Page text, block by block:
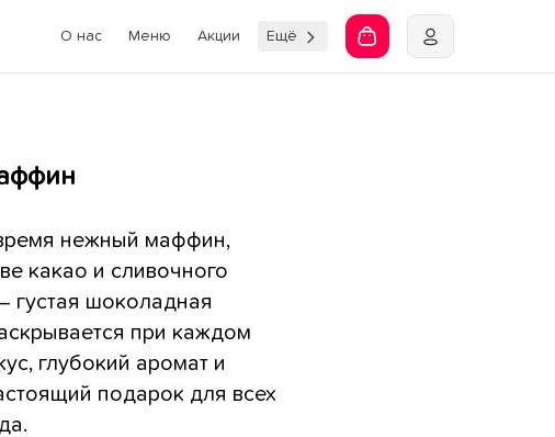
О нас Меню Акции Ещё
нежный маффин,
какао и сливочного
густая шоколадная
при каждом
глубокий аромат и
подарок для всех